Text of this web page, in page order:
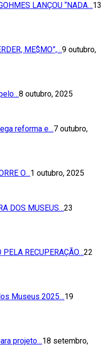
LANÇOU “NADA…13
ME$MO”,…9 outubro,
8 outubro, 2025
reforma e…7 outubro,
O…1 outubro, 2025
DOS MUSEUS…23
RECUPERAÇÃO…22
Museus 2025…19
projeto…18 setembro,